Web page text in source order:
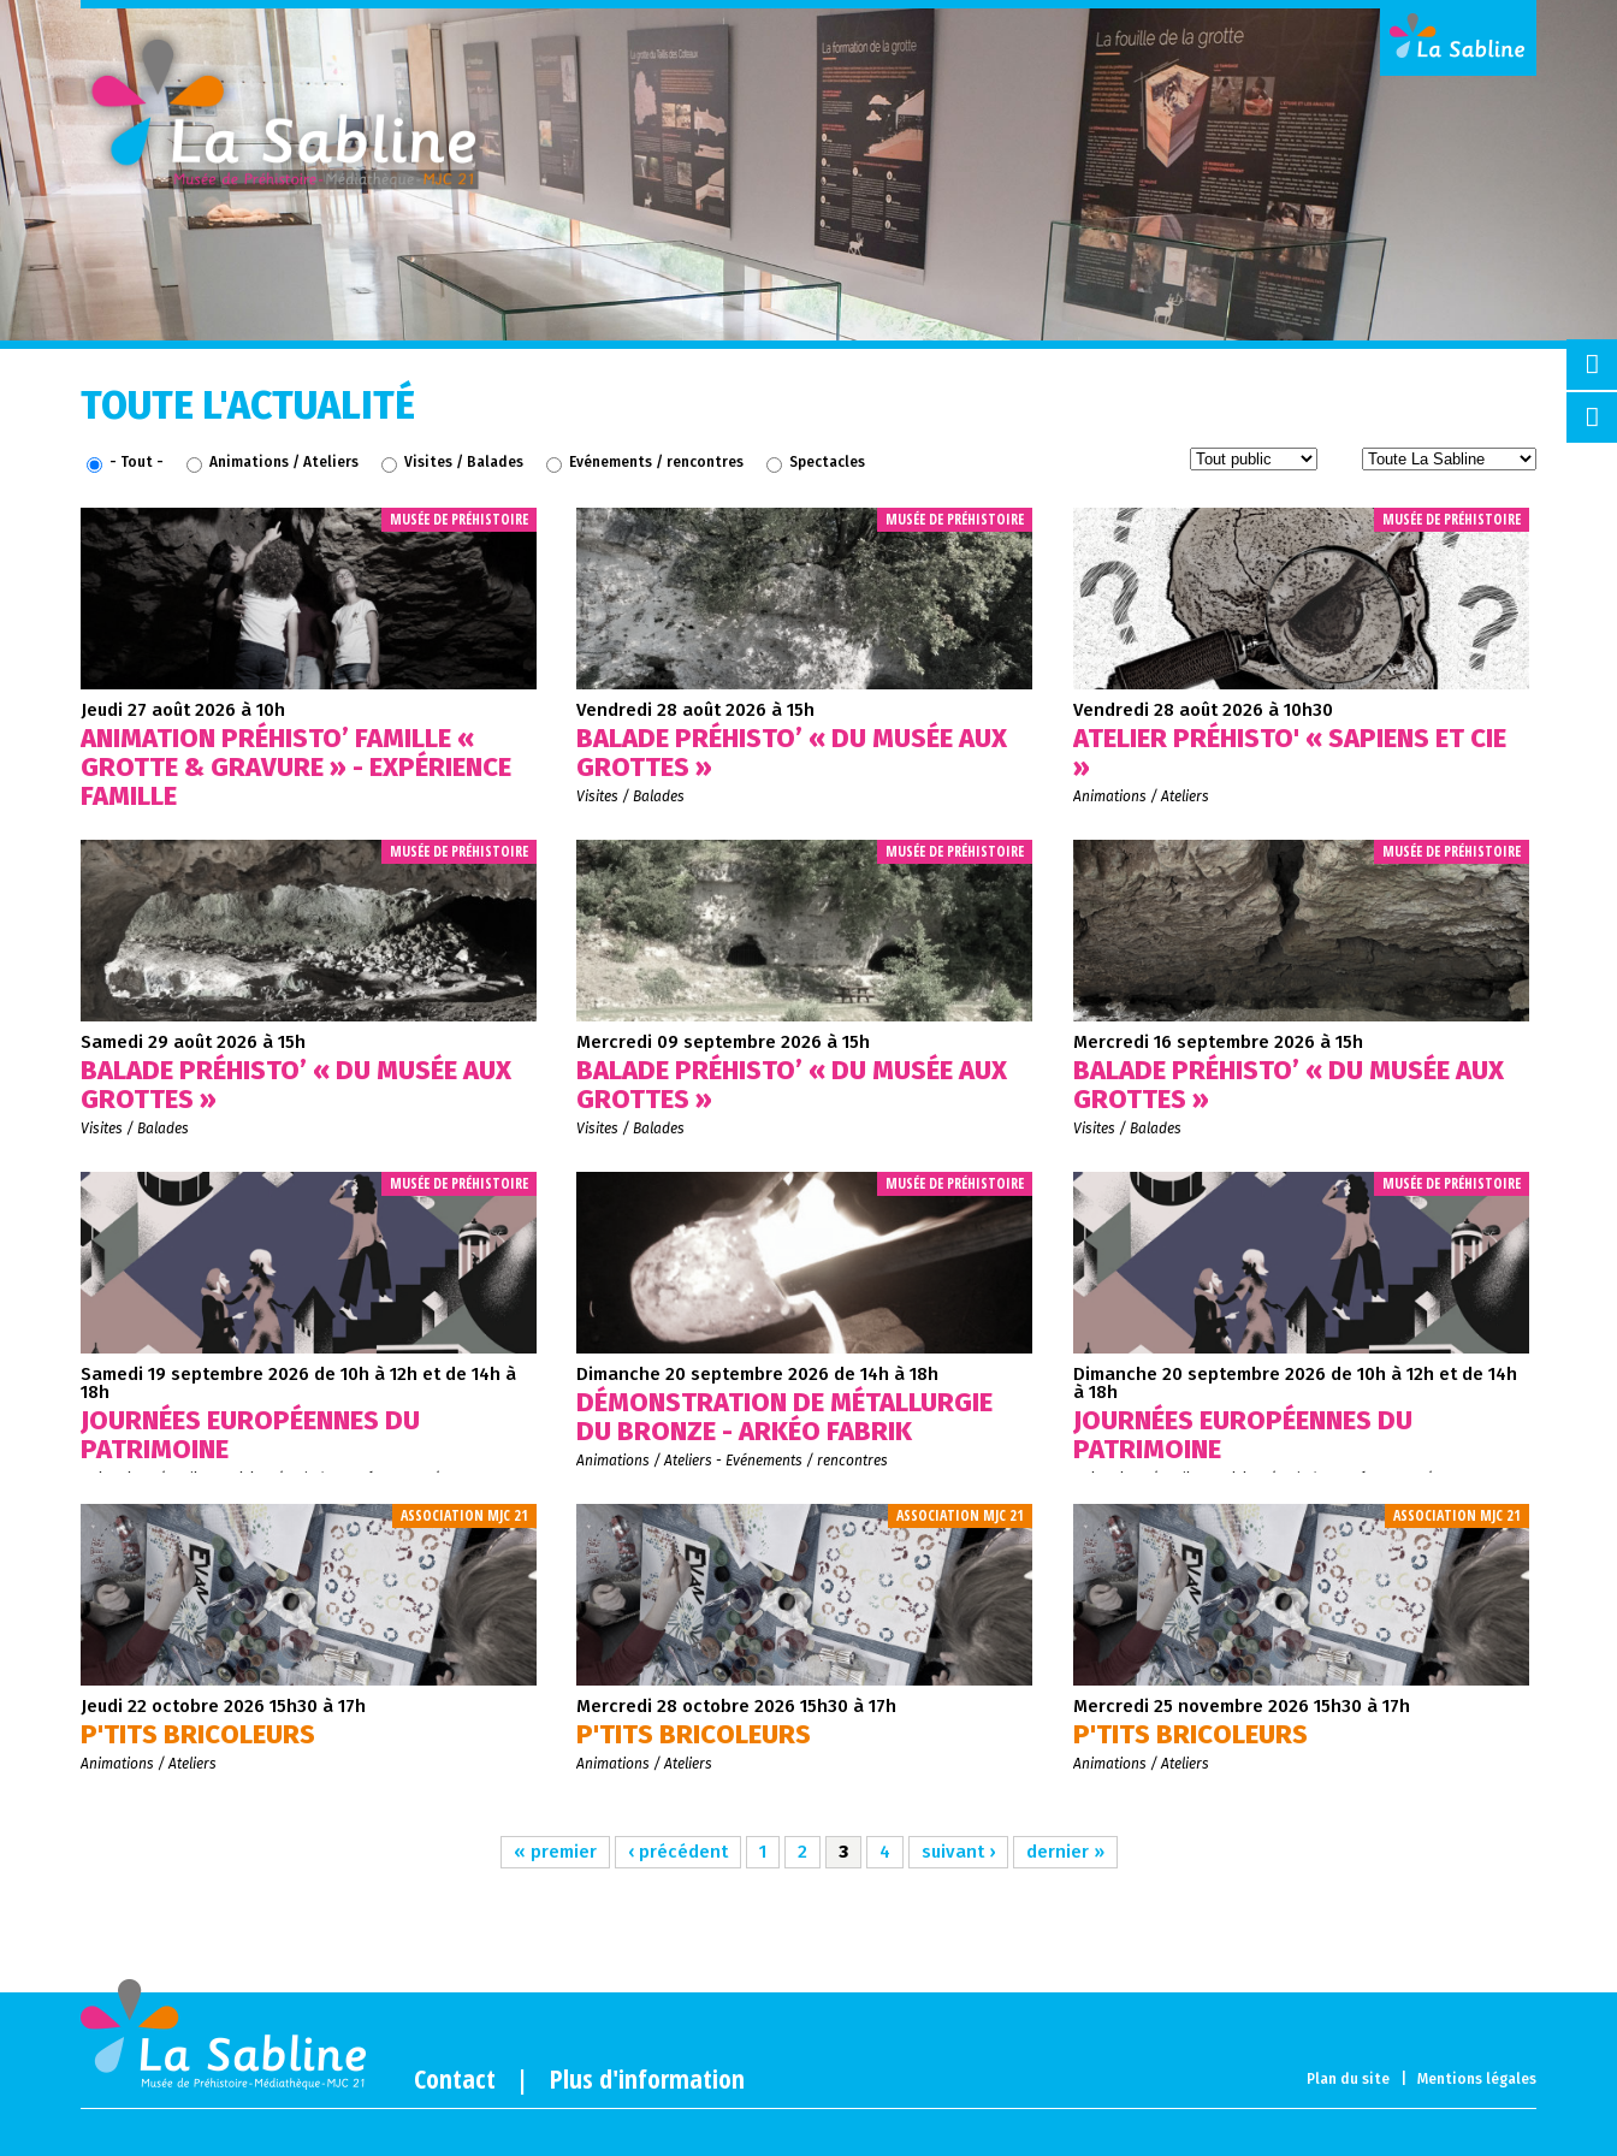
TOUTE L'ACTUALITÉ
- Tout - Animations / Ateliers Visites / Balades Evénements / rencontres Spectacles
MUSÉE DE PRÉHISTOIRE
Jeudi 27 août 2026 à 10h
ANIMATION PRÉHISTO’ FAMILLE «
GROTTE & GRAVURE » - EXPÉRIENCE
FAMILLE
MUSÉE DE PRÉHISTOIRE
Vendredi 28 août 2026 à 15h
BALADE PRÉHISTO’ « DU MUSÉE AUX
GROTTES »
Visites / Balades
MUSÉE DE PRÉHISTOIRE
Vendredi 28 août 2026 à 10h30
ATELIER PRÉHISTO' « SAPIENS ET CIE
»
Animations / Ateliers
MUSÉE DE PRÉHISTOIRE
Samedi 29 août 2026 à 15h
BALADE PRÉHISTO’ « DU MUSÉE AUX
GROTTES »
Visites / Balades
MUSÉE DE PRÉHISTOIRE
Mercredi 09 septembre 2026 à 15h
BALADE PRÉHISTO’ « DU MUSÉE AUX
GROTTES »
Visites / Balades
MUSÉE DE PRÉHISTOIRE
Mercredi 16 septembre 2026 à 15h
BALADE PRÉHISTO’ « DU MUSÉE AUX
GROTTES »
Visites / Balades
MUSÉE DE PRÉHISTOIRE
Samedi 19 septembre 2026 de 10h à 12h et de 14h à
18h
JOURNÉES EUROPÉENNES DU
PATRIMOINE
MUSÉE DE PRÉHISTOIRE
Dimanche 20 septembre 2026 de 14h à 18h
DÉMONSTRATION DE MÉTALLURGIE
DU BRONZE - ARKÉO FABRIK
Animations / Ateliers - Evénements / rencontres
MUSÉE DE PRÉHISTOIRE
Dimanche 20 septembre 2026 de 10h à 12h et de 14h
à 18h
JOURNÉES EUROPÉENNES DU
PATRIMOINE
ASSOCIATION MJC 21
Jeudi 22 octobre 2026 15h30 à 17h
P'TITS BRICOLEURS
Animations / Ateliers
ASSOCIATION MJC 21
Mercredi 28 octobre 2026 15h30 à 17h
P'TITS BRICOLEURS
Animations / Ateliers
ASSOCIATION MJC 21
Mercredi 25 novembre 2026 15h30 à 17h
P'TITS BRICOLEURS
Animations / Ateliers
« premier ‹ précédent 1 2 3 4 suivant › dernier »
Contact | Plus d'information Plan du site| Mentions légales